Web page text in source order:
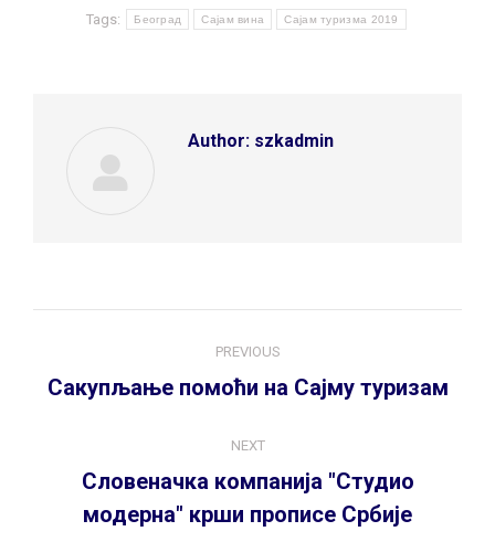
Tags: Београд Сајам вина Сајам туризма 2019
Author: szkadmin
navigation
PREVIOUS
Previous
Сакупљање помоћи на Сајму туризам
NEXT
Next
post:
Словеначка компанија "Студио
модерна" крши прописе Србије